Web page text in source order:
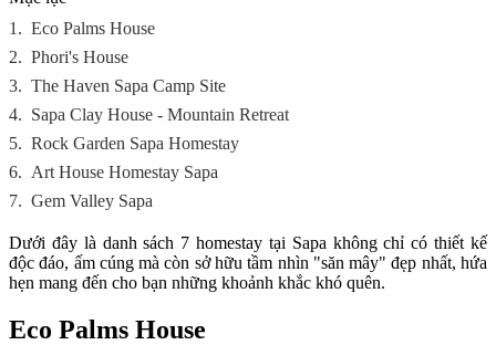
1. Eco Palms House
2. Phori's House
3. The Haven Sapa Camp Site
4. Sapa Clay House - Mountain Retreat
5. Rock Garden Sapa Homestay
6. Art House Homestay Sapa
7. Gem Valley Sapa
Dưới đây là danh sách 7 homestay tại Sapa không chỉ có thiết kế
độc đáo, ấm cúng mà còn sở hữu tầm nhìn "săn mây" đẹp nhất, hứa
hẹn mang đến cho bạn những khoảnh khắc khó quên.
Eco Palms House